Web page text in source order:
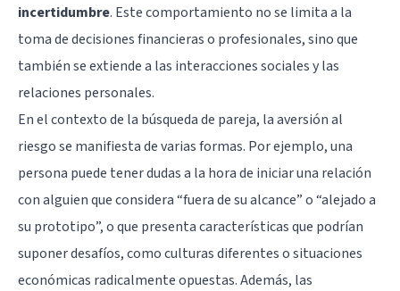
incertidumbre. Este comportamiento no se limita a la
toma de decisiones financieras o profesionales, sino que
también se extiende a las interacciones sociales y las
relaciones personales.
En el contexto de la búsqueda de pareja, la aversión al
riesgo se manifiesta de varias formas. Por ejemplo, una
persona puede tener dudas a la hora de iniciar una relación
con alguien que considera “fuera de su alcance” o “alejado a
su prototipo”, o que presenta características que podrían
suponer desafíos, como culturas diferentes o situaciones
económicas radicalmente opuestas. Además, las